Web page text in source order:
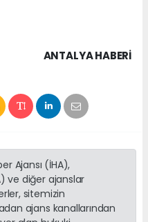
ANTALYA HABERİ
Ajansı (İHA),
ve diğer ajanslar
sitemizin
ajans kanallarından